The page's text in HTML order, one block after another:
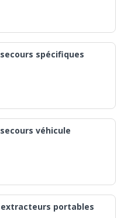
spécifiques
véhicule
portables